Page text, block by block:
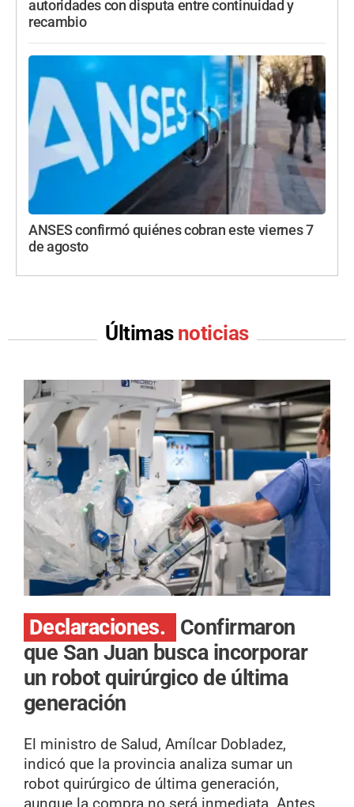
autoridades con disputa entre continuidad y
recambio
ANSES confirmó quiénes cobran este viernes 7
de agosto
Últimas noticias
Declaraciones.
Confirmaron
que San Juan busca incorporar
un robot quirúrgico de última
generación
El ministro de Salud, Amílcar Dobladez,
indicó que la provincia analiza sumar un
robot quirúrgico de última generación,
aunque la compra no será inmediata. Antes,